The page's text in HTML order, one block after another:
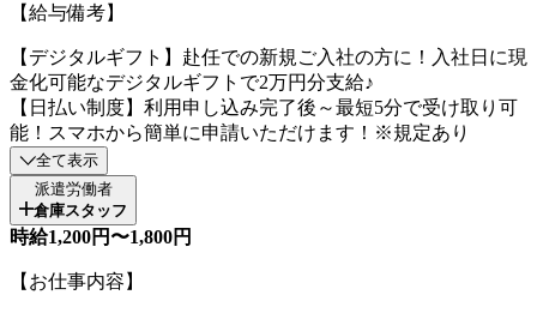
【給与備考】
【デジタルギフト】赴任での新規ご入社の方に！入社日に現
金化可能なデジタルギフトで2万円分支給♪
【日払い制度】利用申し込み完了後～最短5分で受け取り可
能！スマホから簡単に申請いただけます！※規定あり
全て表示
派遣労働者
倉庫スタッフ
時給1,200円〜1,800円
【お仕事内容】